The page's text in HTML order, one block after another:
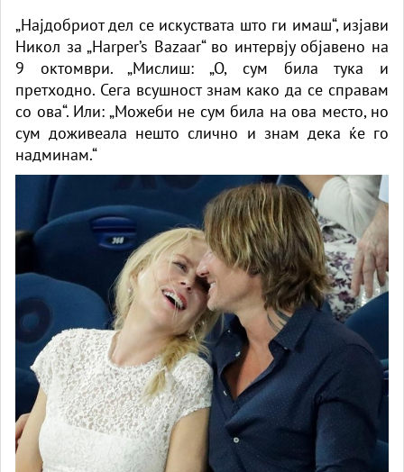
„Најдобриот дел се искуствата што ги имаш“, изјави
Никол за „Harper’s Bazaar“ во интервју објавено на
9 октомври. „Мислиш: „О, сум била тука и
претходно. Сега всушност знам како да се справам
со ова“. Или: „Можеби не сум била на ова место, но
сум доживеала нешто слично и знам дека ќе го
надминам.“